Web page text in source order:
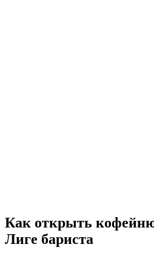
Как открыть
Лиге бариста